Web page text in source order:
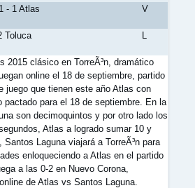
- 1 Atlas V
Toluca L
2015 clásico en TorreÃ³n, dramático
online el 18 de septiembre, partido
juego que tienen este año Atlas con
pactado para el 18 de septiembre. En la
son decimoquintos y por otro lado los
Atlas a logrado sumar 10 y
Laguna viajará a TorreÃ³n para
enloqueciendo a Atlas en el partido
a las 0-2 en Nuevo Corona,
de Atlas vs Santos Laguna.